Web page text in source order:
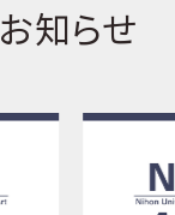
お知らせ